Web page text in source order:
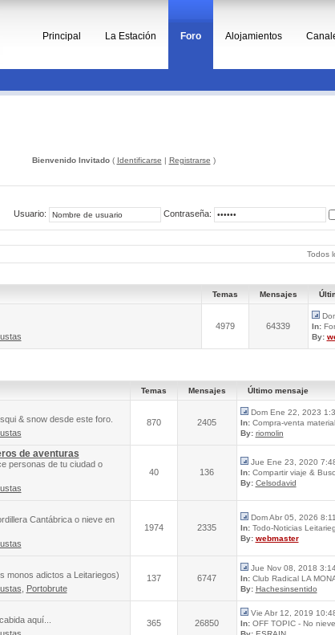
Principal La Estación Foro Alojamientos
Bienvenido Invitado( Identificarse | Registrarse )
Usuario: Contraseña:
Todos
Temas Mensajes
4979 64339
In:
By:
Temas Mensajes Último mensaje
& snow desde este foro.
870 2405
Dom Ene 22, 2023
In:Compra-venta material
By: riomolin
de aventuras
personas de tu ciudad o
40 136
Jue Ene 23, 2020
In:Compartir viaje &
By: Celsodavid
Cantábrica o nieve en
1974 2335
Dom Abr 05, 2026
In:Todo-Noticias
By: webmaster
monos adictos a Leitariegos)
Portobrute
137 6747
Jue Nov 08, 2018
In:Club Radical LA
By: Hachesinsentido
aquí...
365 26850
Vie Abr 12, 2019
In:OFF TOPIC - No nieve